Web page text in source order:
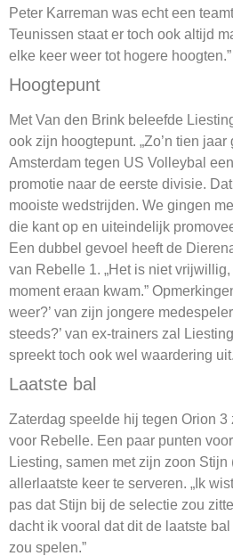
Peter Karreman was echt een
Teunissen staat er toch ook altijd
elke keer weer tot hogere hoogten.”
Hoogtepunt
Met Van den Brink beleefde
ook zijn hoogtepunt. „Zo’n tien
Amsterdam tegen US Volleybal
promotie naar de eerste divisie.
mooiste wedstrijden. We gingen
die kant op en uiteindelijk
Een dubbel gevoel heeft de
van Rebelle 1. „Het is niet
moment eraan kwam.”
weer?’ van zijn jongere
steeds?’ van ex-trainers zal
spreekt toch ook wel waardering
Laatste bal
Zaterdag speelde hij tegen Orion 3
voor Rebelle. Een paar punten
Liesting, samen met zijn zoon Stijn
allerlaatste keer te serveren. „Ik
pas dat Stijn bij de selectie zou
dacht ik vooral dat dit de laatste
zou spelen.”